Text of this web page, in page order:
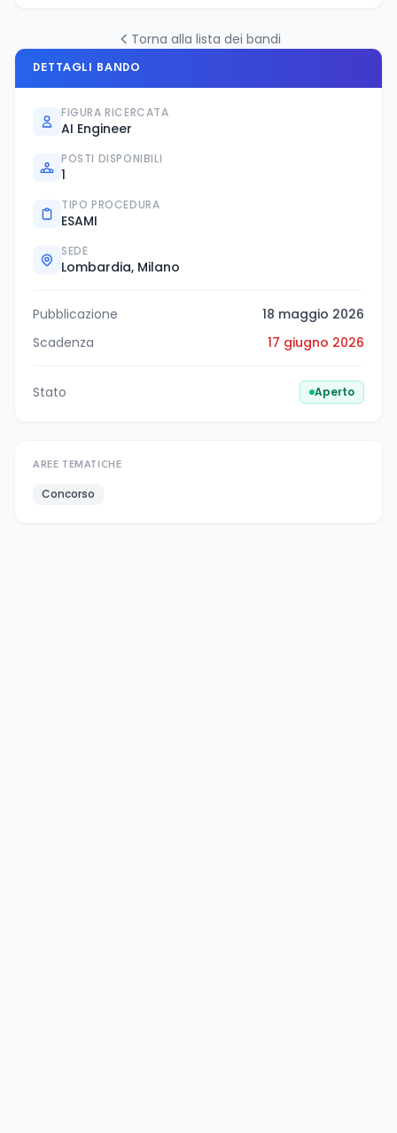
Torna alla lista dei bandi
DETTAGLI BANDO
FIGURA RICERCATA
AI Engineer
POSTI DISPONIBILI
1
TIPO PROCEDURA
ESAMI
SEDE
Lombardia, Milano
Pubblicazione
18 maggio 2026
Scadenza
17 giugno 2026
Stato Aperto
AREE TEMATICHE
Concorso